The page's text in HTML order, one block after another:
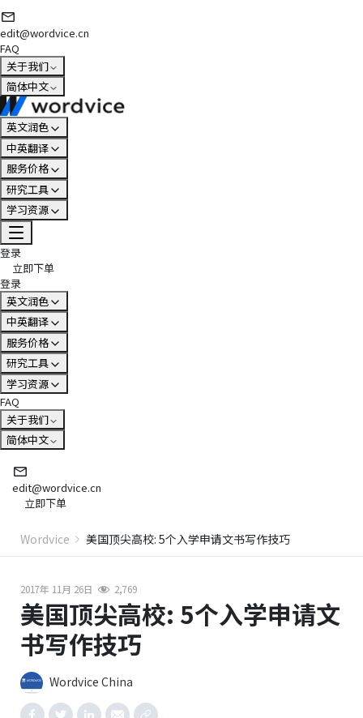
edit@wordvice.cn
FAQ
关于我们
简体中文
英文润色
中英翻译
服务价格
研究工具
学习资源
登录
立即下单
登录
英文润色
中英翻译
服务价格
研究工具
学习资源
FAQ
关于我们
简体中文
edit@wordvice.cn
立即下单
Wordvice 美国顶尖高校: 5个入学申请文书写作技巧
2017年 11月 26日 2,769
美国顶尖高校: 5个入学申请文
书写作技巧
Wordvice China